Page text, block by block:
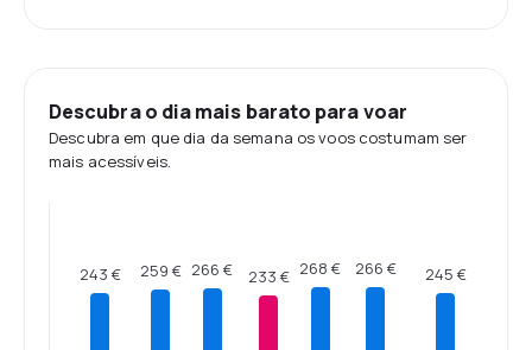
Descubra o dia mais barato para voar
Descubra em que dia da semana os voos costumam ser
mais acessíveis.
243 € 259 € 266 € 233 € 268 € 266 € 245 €